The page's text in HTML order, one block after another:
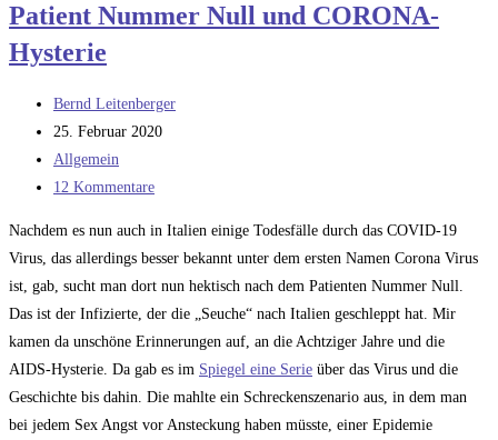
Epidemiologie
Patient Nummer Null und CORONA-
Hysterie
Beitrags-
Autor:
Bernd Leitenberger
Beitrag
veröffentlicht:
25. Februar 2020
Beitrags-
Kategorie:
Allgemein
Beitrags-
12 Kommentare
Nachdem es nun auch in Italien einige Todesfälle durch das COVID-19
Virus, das allerdings besser bekannt unter dem ersten Namen Corona Virus
ist, gab, sucht man dort nun hektisch nach dem Patienten Nummer Null.
Das ist der Infizierte, der die „Seuche“ nach Italien geschleppt hat. Mir
kamen da unschöne Erinnerungen auf, an die Achtziger Jahre und die
AIDS-Hysterie. Da gab es im Spiegel eine Serie über das Virus und die
Geschichte bis dahin. Die mahlte ein Schreckenszenario aus, in dem man
bei jedem Sex Angst vor Ansteckung haben müsste, einer Epidemie